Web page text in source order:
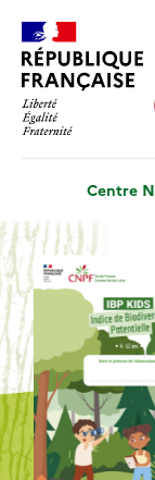
contenu
principal
Centre